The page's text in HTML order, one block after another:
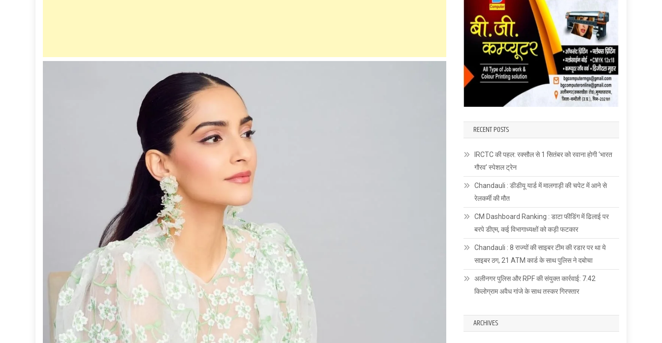
RECENT POSTS
IRCTC की पहल: रक्सौल से 1 सितंबर को रवाना होगी ‘भारत
गौरव’ स्पेशल ट्रेन
Chandauli : डीडीयू यार्ड में मालगाड़ी की चपेट में आने से
रेलकर्मी की मौत
CM Dashboard Ranking : डाटा फीडिंग में ढिलाई पर
बरपे डीएम, कई विभागाध्यक्षों को कड़ी फटकार
Chandauli : 8 राज्यों की साइबर टीम की रडार पर था ये
साइबर ठग, 21 ATM कार्ड के साथ पुलिस ने दबोचा
अलीनगर पुलिस और RPF की संयुक्त कार्रवाई: 7.42
किलोग्राम अवैध गांजे के साथ तस्कर गिरफ्तार
ARCHIVES